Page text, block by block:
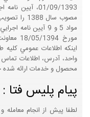
01/09/1393،
مصوب سال
مورخ
اينکه اطلاعات عمومي کليه
واحد، آدرس، اطلاعات
محصول و خدمات ارائه شده
پیام پلیس فتا :
لطفا پیش از انجام